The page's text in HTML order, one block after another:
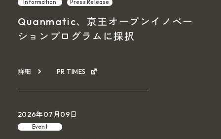
Information Press Release
Quanmatic、京王オープンイノベー
ションプログラムに採択
詳細 PR TIMES
2026年07月09日
Event